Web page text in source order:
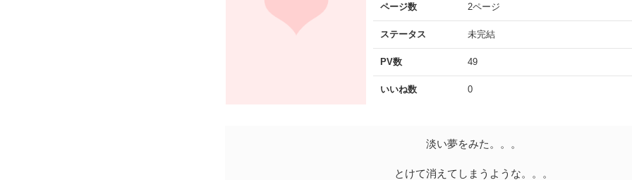
ページ数 2ページ
ステータス 未完結
PV数 49
いいね数 0
淡い夢をみた。。。
とけて消えてしまうような。。。